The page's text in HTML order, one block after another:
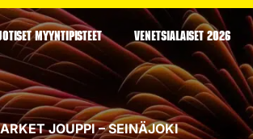
MYYNTIPISTEET VENETSIALAISET 2026
JOUPPI – SEINÄJOKI